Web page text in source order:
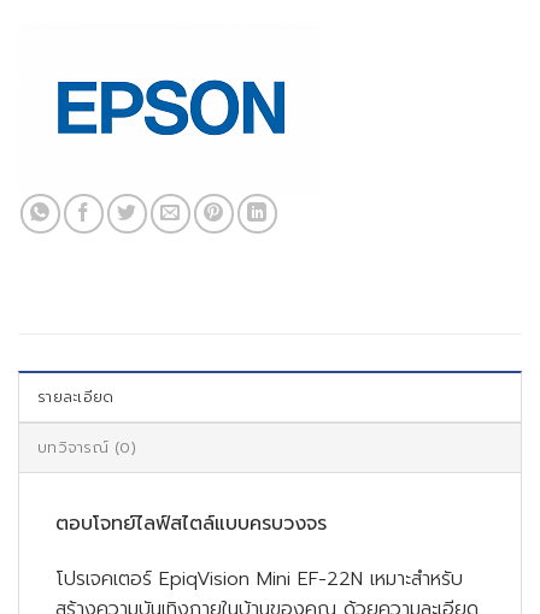
รายละเอียด
บทวิจารณ์ (0)
ตอบโจทย์ไลฟ์สไตล์แบบครบวงจร
โปรเจคเตอร์ EpiqVision Mini EF-22N เหมาะสำหรับ